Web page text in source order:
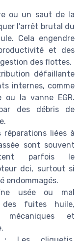
ou un saut de la
l’arrêt brutal du
Cela engendre
et des
des flottes.
défaillante
internes, comme
la vanne EGR.
des débris de
réparations liées à
sont souvent
parfois le
dci, surtout si
endommagés.
usée ou mal
des fuites huile,
mécaniques et